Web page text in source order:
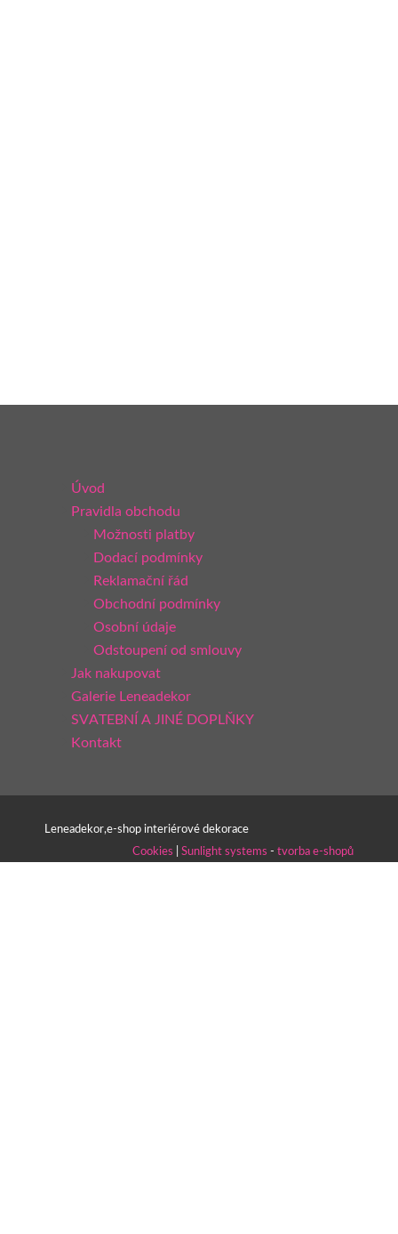
Úvod
Pravidla obchodu
Možnosti platby
Dodací podmínky
Reklamační řád
Obchodní podmínky
Osobní údaje
Odstoupení od smlouvy
Jak nakupovat
Galerie Leneadekor
SVATEBNÍ A JINÉ DOPLŇKY
Kontakt
Leneadekor,e-shop interiérové dekorace
Cookies
Sunlight systems - tvorba e-shopů